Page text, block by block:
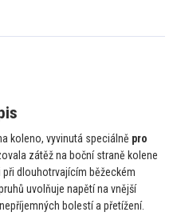
koleno, vyvinutá speciálně pro
zátěž na boční straně kolene
dlouhotrvajícím běžeckém
uvolňuje napětí na vnější
bolestí a přetížení.